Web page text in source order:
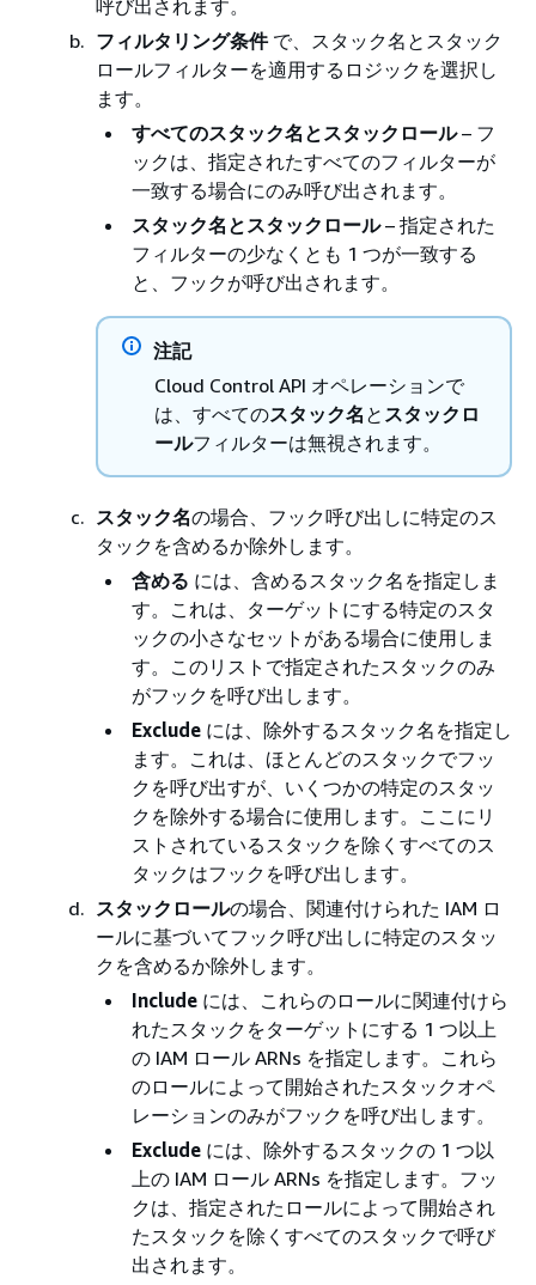
呼び出されます。
フィルタリング条件で、スタック名とスタック
ロールフィルターを適用するロジックを選択し
ます。
すべてのスタック名とスタックロール– フ
ックは、指定されたすべてのフィルターが
一致する場合にのみ呼び出されます。
スタック名とスタックロール– 指定された
フィルターの少なくとも 1 つが一致する
と、フックが呼び出されます。
注記
Cloud Control API オペレーションで
は、すべてのスタック名 と スタックロ
ールフィルターは無視されます。
スタック名の場合、フック呼び出しに特定のス
タックを含めるか除外します。
含める には、含めるスタック名を指定しま
す。これは、ターゲットにする特定のスタ
ックの小さなセットがある場合に使用しま
す。このリストで指定されたスタックのみ
がフックを呼び出します。
Exclude には、除外するスタック名を指定し
ます。これは、ほとんどのスタックでフッ
クを呼び出すが、いくつかの特定のスタッ
クを除外する場合に使用します。ここにリ
ストされているスタックを除くすべてのス
タックはフックを呼び出します。
スタックロールの場合、関連付けられた IAM ロ
ールに基づいてフック呼び出しに特定のスタッ
クを含めるか除外します。
Include には、これらのロールに関連付けら
れたスタックをターゲットにする 1 つ以上
の IAM ロール ARNs を指定します。これら
のロールによって開始されたスタックオペ
レーションのみがフックを呼び出します。
Exclude には、除外するスタックの 1 つ以
上の IAM ロール ARNs を指定します。フッ
クは、指定されたロールによって開始され
たスタックを除くすべてのスタックで呼び
出されます。